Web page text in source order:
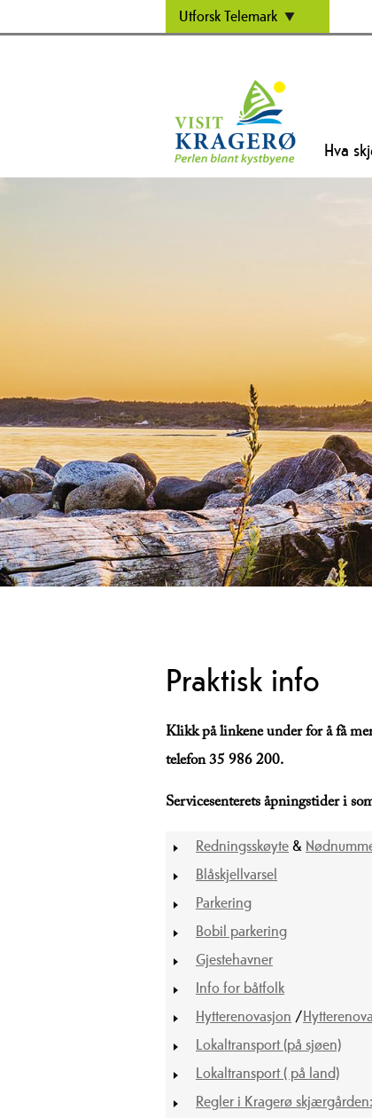
Utforsk Telemark
Hva
Praktisk info
Klikk på linkene under for å få
telefon 35 986 200.
Servicesenterets åpningstider i
Redningsskøyte&
Blåskjellvarsel
Parkering
Bobil parkering
Gjestehavner
Info for båtfolk
Hytterenovasjon /
Lokaltransport (på sjøen)
Lokaltransport ( på land)
Regler i Kragerø